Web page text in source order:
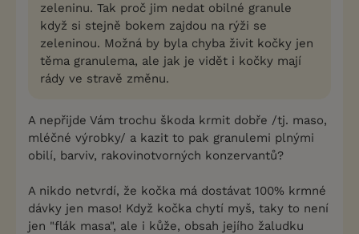
zeleninu. Tak proč jim nedat obilné granule
když si stejně bokem zajdou na rýži se
zeleninou. Možná by byla chyba živit kočky jen
těma granulema, ale jak je vidět i kočky mají
rády ve stravě změnu.
A nepřijde Vám trochu škoda krmit dobře /tj. maso,
mléčné výrobky/ a kazit to pak granulemi plnými
obilí, barviv, rakovinotvorných konzervantů?
A nikdo netvrdí, že kočka má dostávat 100% krmné
dávky jen maso! Když kočka chytí myš, taky to není
jen "flák masa", ale i kůže, obsah jejího žaludku